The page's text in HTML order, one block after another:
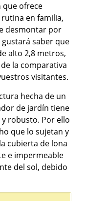
que ofrece
en familia,
desmontar por
saber que
alto 2,8 metros,
la comparativa
visitantes.
hecha de un
de jardín tiene
robusto. Por ello
que lo sujetan y
cubierta de lona
e impermeable
del sol, debido